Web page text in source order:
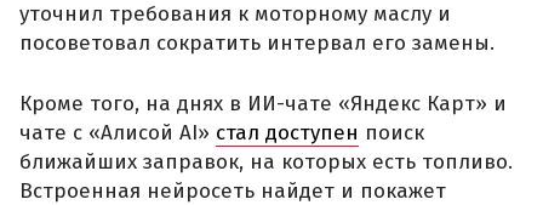
уточнил требования к моторному маслу и
посоветовал сократить интервал его замены.
Кроме того, на днях в ИИ-чате «Яндекс Карт» и
чате с «Алисой AI» стал доступен поиск
ближайших заправок, на которых есть топливо.
Встроенная нейросеть найдет и покажет